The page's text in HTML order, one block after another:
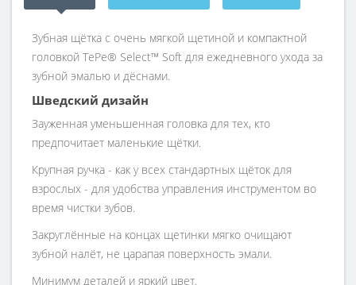
Зубная щётка с очень мягкой щетиной и компактной
головкой TePe® Select™ Soft для ежедневного ухода за
зубной эмалью и дёснами.
Шведский дизайн
Зауженная уменьшенная головка для тех, кто
предпочитает маленькие щётки.
Крупная ручка - как у всех стандартных щёток для
взрослых - для удобства управления инструментом во
время чистки зубов.
Закруглённые на концах щетинки мягко очищают
зубной налёт, не царапая поверхность эмали.
Минимум деталей и яркий цвет.